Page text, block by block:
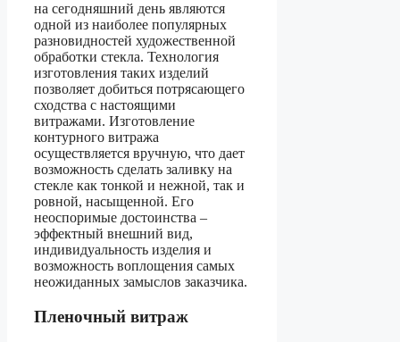
на сегодняшний день являются
одной из наиболее популярных
разновидностей художественной
обработки стекла. Технология
изготовления таких изделий
позволяет добиться потрясающего
сходства с настоящими
витражами. Изготовление
контурного витража
осуществляется вручную, что дает
возможность сделать заливку на
стекле как тонкой и нежной, так и
ровной, насыщенной. Его
неоспоримые достоинства –
эффектный внешний вид,
индивидуальность изделия и
возможность воплощения самых
неожиданных замыслов заказчика.
Пленочный витраж